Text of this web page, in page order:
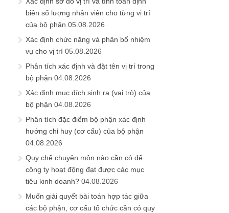
biên số lượng nhân viên cho từng vị trí
của bộ phận 05.08.2026
Xác định chức năng và phân bổ nhiệm
vụ cho vị trí 05.08.2026
Phân tích xác định và đặt tên vị trí trong
bộ phận 04.08.2026
Xác định mục đích sinh ra (vai trò) của
bộ phận 04.08.2026
Phân tích đặc điểm bộ phận xác định
hướng chỉ huy (cơ cấu) của bộ phận
04.08.2026
Quy chế chuyên môn nào cần có để
công ty hoạt động đạt được các mục
tiêu kinh doanh? 04.08.2026
Muốn giải quyết bài toán hợp tác giữa
các bộ phận, cơ cấu tổ chức cần có quy